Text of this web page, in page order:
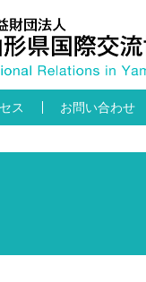
ス お問い合わせ